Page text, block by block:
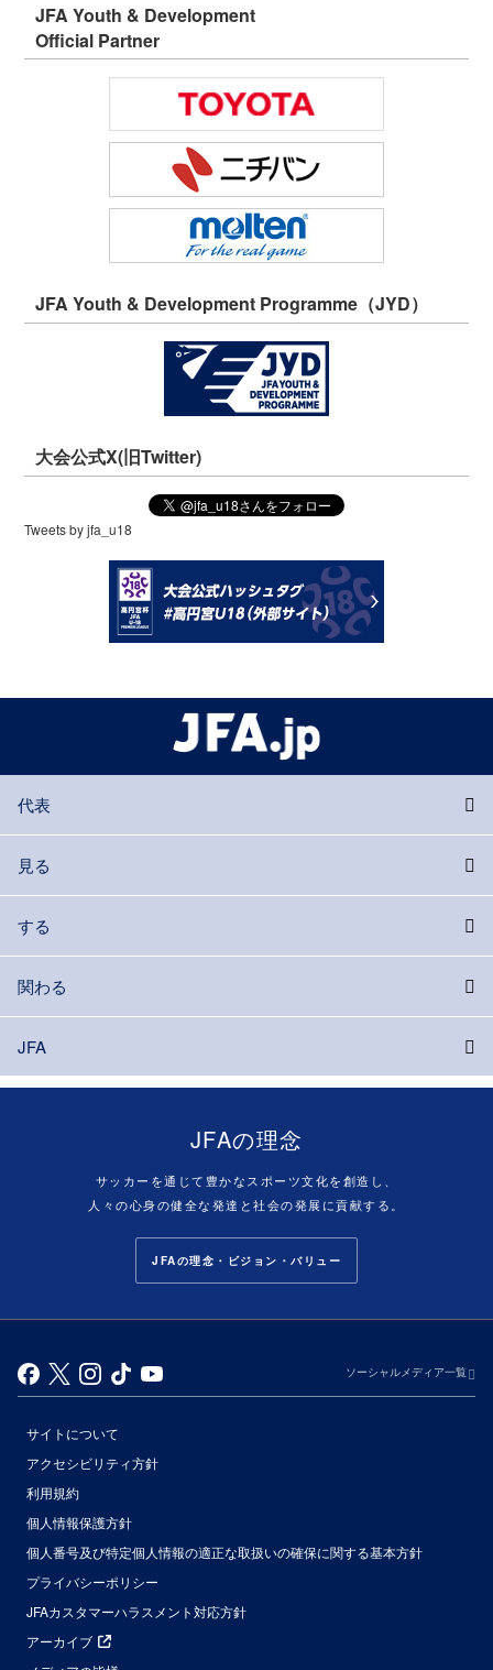
JFA Youth & Development
Official Partner
JFA Youth & Development Programme（JYD）
大会公式X(旧Twitter)
Tweets by jfa_u18
代表
見る
する
関わる
JFA
JFAの理念
サッカーを通じて豊かなスポーツ文化を創造し、
人々の心身の健全な発達と社会の発展に貢献する。
JFAの理念・ビジョン・バリュー
ソーシャルメディア一覧
サイトについて
アクセシビリティ方針
利用規約
個人情報保護方針
個人番号及び特定個人情報の適正な取扱いの確保に関する基本方針
プライバシーポリシー
JFAカスタマーハラスメント対応方針
アーカイブ